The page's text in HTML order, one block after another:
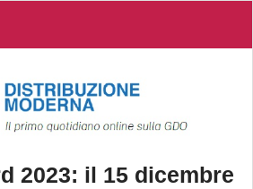
2023: il 15 dicembre